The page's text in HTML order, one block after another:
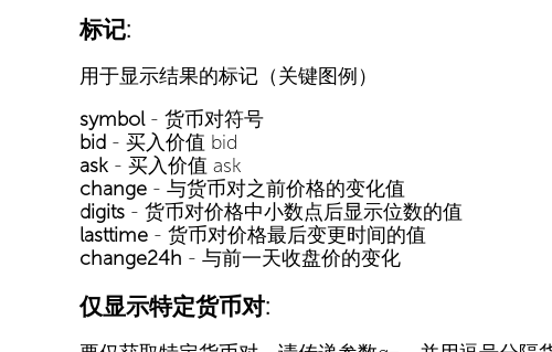
标记:
用于显示结果的标记（关键图例）
symbol- 货币对符号
bid - 买入价值 bid
ask - 买入价值 ask
change - 与货币对之前价格的变化值
digits - 货币对价格中小数点后显示位数的值
lasttime - 货币对价格最后变更时间的值
change24h - 与前一天收盘价的变化
仅显示特定货币对: